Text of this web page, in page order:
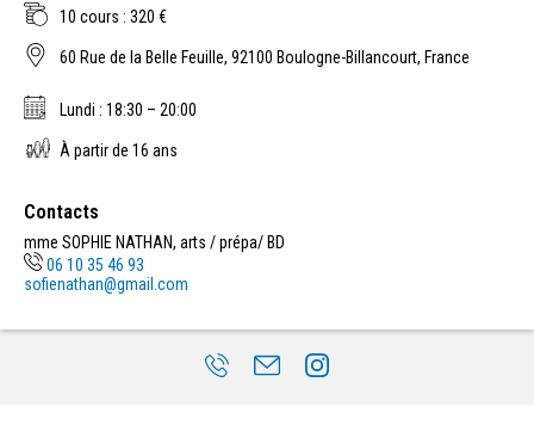
10 cours : 320 €
60 Rue de la Belle Feuille, 92100 Boulogne-Billancourt, France
Lundi : 18:30 – 20:00
À partir de 16 ans
Contacts
mme SOPHIE NATHAN, arts / prépa/ BD
06 10 35 46 93
sofienathan@gmail.com